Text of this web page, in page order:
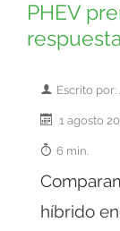
PHEV
Escrito
1 agosto
6 min.
híbrido